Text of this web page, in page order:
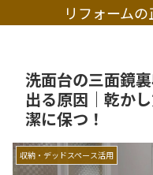
リフォーム
洗面台の三面鏡
出る原因｜乾か
潔に保つ！
収納・デッドスペース活用